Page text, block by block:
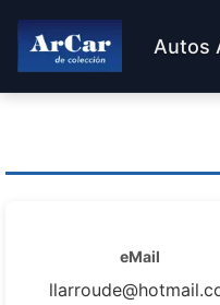
Autos
eMail